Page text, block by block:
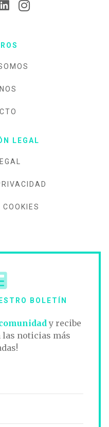
LEGAL
BOLETÍN
y recibe
noticias más